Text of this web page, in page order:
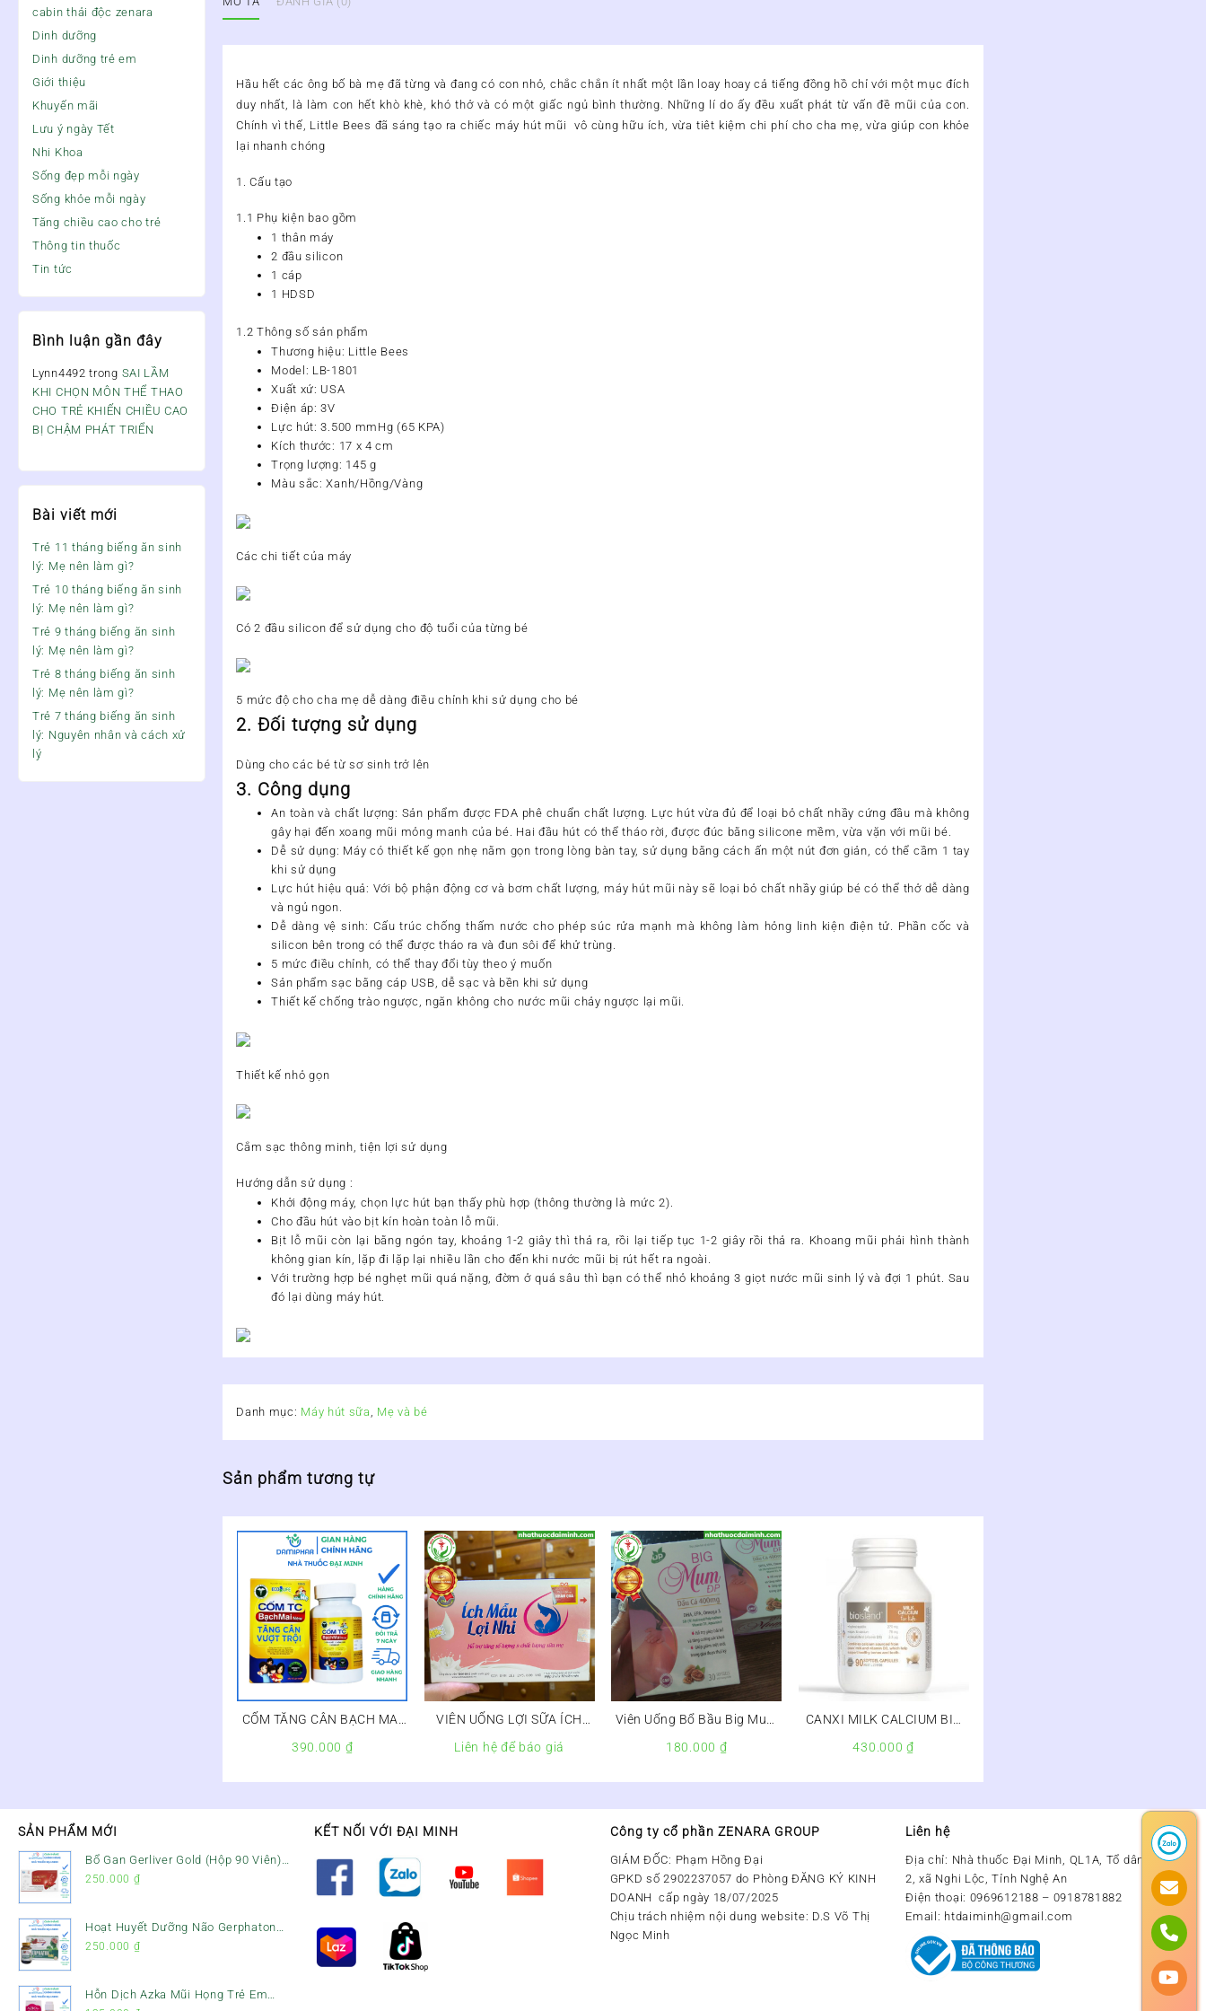
cabin thải độc zenara
Dinh dưỡng
Dinh dưỡng trẻ em
Giới thiệu
Khuyến mãi
Lưu ý ngày Tết
Nhi Khoa
Sống đẹp mỗi ngày
Sống khỏe mỗi ngày
Tăng chiều cao cho trẻ
Thông tin thuốc
Tin tức
Bình luận gần đây
Lynn4492 trong SAI LẦM
KHI CHỌN MÔN THỂ THAO
CHO TRẺ KHIẾN CHIỀU CAO
BỊ CHẬM PHÁT TRIỂN
Bài viết mới
Trẻ 11 tháng biếng ăn sinh
lý: Mẹ nên làm gì?
Trẻ 10 tháng biếng ăn sinh
lý: Mẹ nên làm gì?
Trẻ 9 tháng biếng ăn sinh
lý: Mẹ nên làm gì?
Trẻ 8 tháng biếng ăn sinh
lý: Mẹ nên làm gì?
Trẻ 7 tháng biếng ăn sinh
lý: Nguyên nhân và cách xử
lý
Hầu hết các ông bố bà mẹ đã từng và đang có con nhỏ, chắc chắn ít nhất một lần loay hoay cả tiếng đồng hồ chỉ với một mục đích
duy nhất, là làm con hết khò khè, khó thở và có một giấc ngủ bình thường. Những lí do ấy đều xuất phát từ vấn đề mũi của con.
Chính vì thế, Little Bees đã sáng tạo ra chiếc máy hút mũi vô cùng hữu ích, vừa tiêt kiệm chi phí cho cha mẹ, vừa giúp con khỏe
lại nhanh chóng
1. Cấu tạo
1.1 Phụ kiện bao gồm
1 thân máy
2 đầu silicon
1 cáp
1 HDSD
1.2 Thông số sản phẩm
Thương hiệu: Little Bees
Model: LB-1801
Xuất xứ: USA
Điện áp: 3V
Lực hút: 3.500 mmHg (65 KPA)
Kích thước: 17 x 4 cm
Trọng lượng: 145 g
Màu sắc: Xanh/Hồng/Vàng
Các chi tiết của máy
Có 2 đầu silicon để sử dụng cho độ tuổi của từng bé
5 mức độ cho cha mẹ dễ dàng điều chỉnh khi sử dụng cho bé
2. Đối tượng sử dụng
Dùng cho các bé từ sơ sinh trở lên
3. Công dụng
An toàn và chất lượng: Sản phẩm được FDA phê chuẩn chất lượng. Lực hút vừa đủ để loại bỏ chất nhầy cứng đầu mà không
gây hại đến xoang mũi mỏng manh của bé. Hai đầu hút có thể tháo rời, được đúc bằng silicone mềm, vừa vặn với mũi bé.
Dễ sử dụng: Máy có thiết kế gọn nhẹ nằm gọn trong lòng bàn tay, sử dụng bằng cách ấn một nút đơn giản, có thể cầm 1 tay
khi sử dụng
Lực hút hiệu quả: Với bộ phận động cơ và bơm chất lượng, máy hút mũi này sẽ loại bỏ chất nhầy giúp bé có thể thở dễ dàng
và ngủ ngon.
Dễ dàng vệ sinh: Cấu trúc chống thấm nước cho phép súc rửa mạnh mà không làm hỏng linh kiện điện tử. Phần cốc và
silicon bên trong có thể được tháo ra và đun sôi để khử trùng.
5 mức điều chỉnh, có thể thay đổi tùy theo ý muốn
Sản phẩm sạc bằng cáp USB, dễ sạc và bền khi sử dụng
Thiết kế chống trào ngược, ngăn không cho nước mũi chảy ngược lại mũi.
Thiết kế nhỏ gọn
Cắm sạc thông minh, tiện lợi sử dụng
Hướng dẫn sử dụng :
Khởi động máy, chọn lực hút bạn thấy phù hợp (thông thường là mức 2).
Cho đầu hút vào bịt kín hoàn toàn lỗ mũi.
Bịt lỗ mũi còn lại bằng ngón tay, khoảng 1-2 giây thì thả ra, rồi lại tiếp tục 1-2 giây rồi thả ra. Khoang mũi phải hình thành
không gian kín, lặp đi lặp lại nhiều lần cho đến khi nước mũi bị rút hết ra ngoài.
Với trường hợp bé nghẹt mũi quá nặng, đờm ở quá sâu thì bạn có thể nhỏ khoảng 3 giọt nước mũi sinh lý và đợi 1 phút. Sau
đó lại dùng máy hút.
Danh mục: Máy hút sữa , Mẹ và bé
Sản phẩm tương tự
CỐM TĂNG CÂN BẠCH MAI
LỌ 120G – Hộp 1 lọ
120g,Việt Nam
390.000 ₫
VIÊN UỐNG LỢI SỮA ÍCH
MẪU LỢI NHI
Liên hệ để báo giá
Viên Uống Bổ Bầu Big Mum
ĐP Lọ 30 Viên
180.000 ₫
CANXI MILK CALCIUM BIO
ISLAND – SỮA BÒ NON CHO
430.000₫
SẢN PHẨM MỚI
Bổ Gan Gerliver Gold (Hộp 90 Viên)
– Hỗ Trợ Giải Độc Gan, Mát Gan &
250.000 ₫
Hoạt Huyết Dưỡng Não Gerphaton
Gold Hộp 120 Viên – Giảm Đau Đầu,
250.000 ₫
Hỗn Dịch Azka Mũi Họng Trẻ Em
KẾT NỐI VỚI ĐẠI MINH Công ty cổ phần ZENARA GROUP
GIÁM ĐỐC: Phạm Hồng Đại
GPKD số 2902237057 do Phòng ĐĂNG KÝ KINH
DOANH cấp ngày 18/07/2025
Chịu trách nhiệm nội dung website: D.S Võ Thị
Ngọc Minh
Liên hệ
Địa chỉ: Nhà thuốc Đại Minh, QL1A, Tổ dân phố số
2, xã Nghi Lộc, Tỉnh Nghệ An
Điện thoại: 0969612188 – 0918781882
Email: htdaiminh@gmail.com